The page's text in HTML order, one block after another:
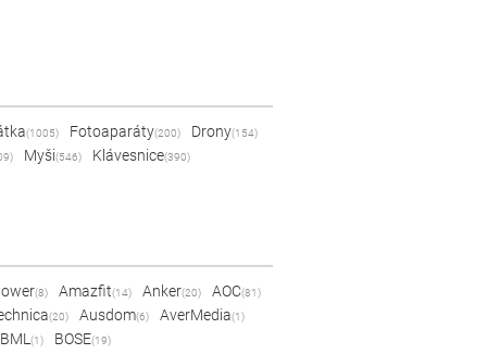
(1005) Fotoaparáty(200) Drony(154)
Myši(546) Klávesnice(390)
(8) Amazfit(14) Anker(20) AOC(81)
(20) Ausdom(6) AverMedia(1)
BML(1) BOSE(19)